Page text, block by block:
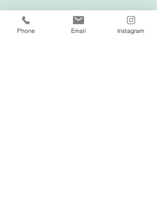
Phone Email Instagram